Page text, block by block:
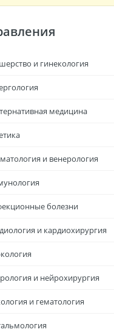
и гинекология
медицина
и венерология
болезни
и кардиохирургия
и нейрохирургия
и гематология